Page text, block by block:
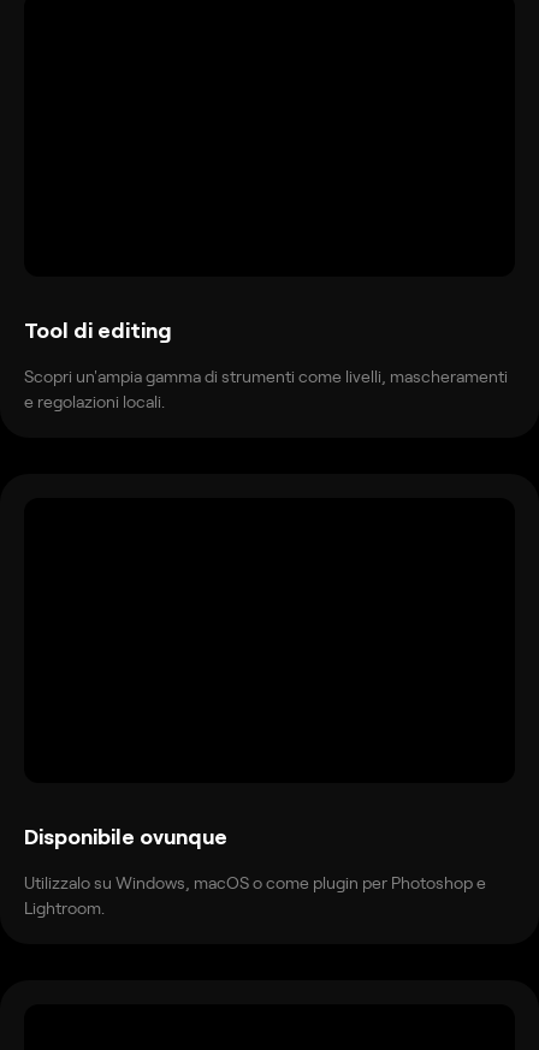
Tool di editing
Scopri un'ampia gamma di strumenti come livelli, mascheramenti
e regolazioni locali.
Disponibile ovunque
Utilizzalo su Windows, macOS o come plugin per Photoshop e
Lightroom.